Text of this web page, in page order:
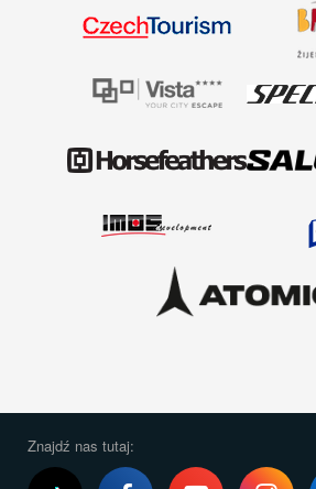
Znajdź nas tutaj: